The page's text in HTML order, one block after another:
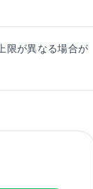
限が異なる場合が